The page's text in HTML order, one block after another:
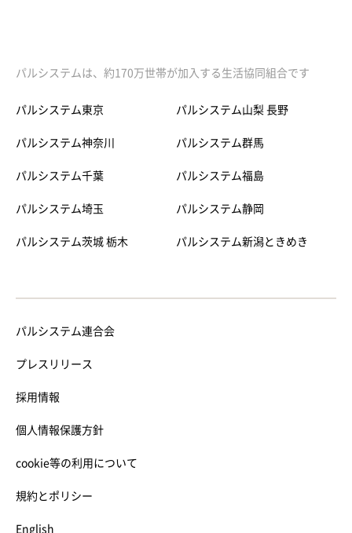
パルシステムは、約170万世帯が加入する生活協同組合です
パルシステム東京
パルシステム神奈川
パルシステム千葉
パルシステム埼玉
パルシステム茨城 栃木
パルシステム山梨 長野
パルシステム群馬
パルシステム福島
パルシステム静岡
パルシステム新潟ときめき
パルシステム連合会
プレスリリース
採用情報
個人情報保護方針
cookie等の利用について
規約とポリシー
English